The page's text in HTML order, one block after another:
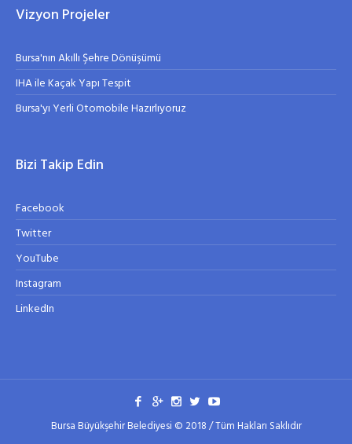
Vizyon Projeler
Bursa'nın Akıllı Şehre Dönüşümü
IHA ile Kaçak Yapı Tespit
Bursa'yı Yerli Otomobile Hazırlıyoruz
Bizi Takip Edin
Facebook
Twitter
YouTube
Instagram
LinkedIn
Bursa Büyükşehir Belediyesi © 2018 / Tüm Hakları Saklıdır